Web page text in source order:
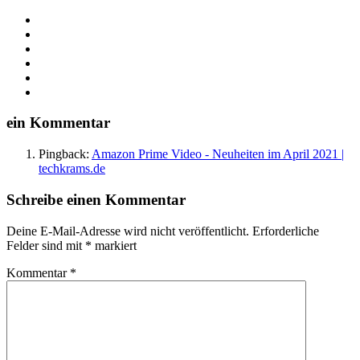
ein Kommentar
Pingback: Amazon Prime Video - Neuheiten im April 2021 |
techkrams.de
Schreibe einen Kommentar
Deine E-Mail-Adresse wird nicht veröffentlicht. Erforderliche
Felder sind mit * markiert
Kommentar *